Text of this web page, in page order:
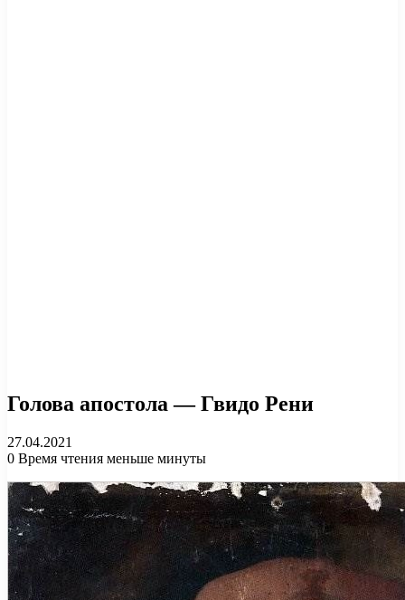
Голова апостола — Гвидо Рени
27.04.2021
0 Время чтения меньше минуты